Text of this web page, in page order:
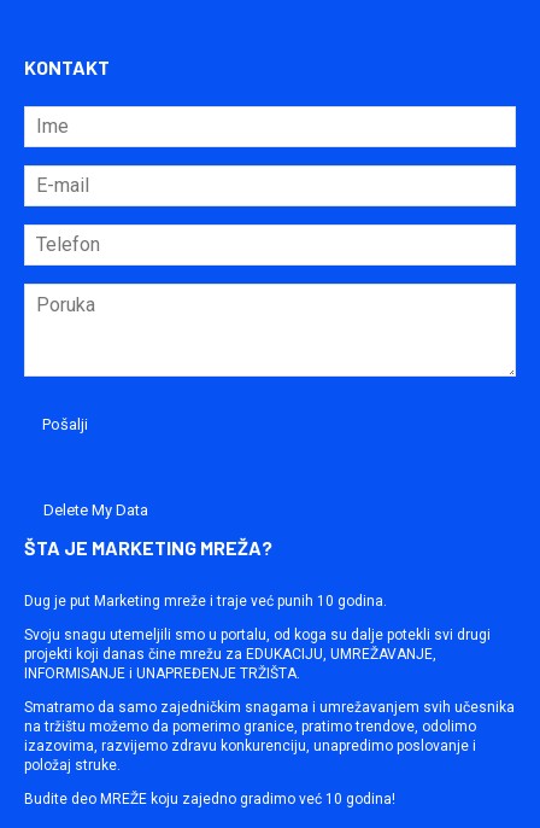
KONTAKT
Delete My Data
ŠTA JE MARKETING MREŽA?
Dug je put Marketing mreže i traje već punih 10 godina.
Svoju snagu utemeljili smo u portalu, od koga su dalje potekli svi drugi
projekti koji danas čine mrežu za EDUKACIJU, UMREŽAVANJE,
INFORMISANJE i UNAPREĐENJE TRŽIŠTA.
Smatramo da samo zajedničkim snagama i umrežavanjem svih učesnika
na tržištu možemo da pomerimo granice, pratimo trendove, odolimo
izazovima, razvijemo zdravu konkurenciju, unapredimo poslovanje i
položaj struke.
Budite deo MREŽE koju zajedno gradimo već 10 godina!